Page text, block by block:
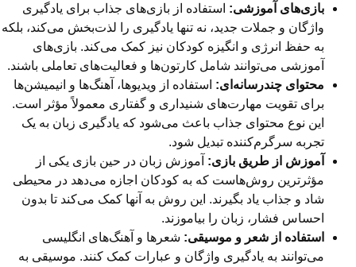
بازی‌های آموزشی: استفاده از بازی‌های جذاب برای یادگیری
واژگان و جملات جدید، نه تنها یادگیری را لذت‌بخش می‌کند، بلکه
به حفظ انرژی و انگیزه کودکان نیز کمک می‌کند. بازی‌های
آموزشی می‌توانند شامل کارتون‌ها و فعالیت‌های تعاملی باشند.
محتوای چندرسانه‌ای: استفاده از ویدیوها، آهنگ‌ها و انیمیشن‌ها
برای تقویت مهارت‌های شنیداری و گفتاری معمولاً مؤثر است.
این نوع محتوای جذاب باعث می‌شود که یادگیری زبان به یک
تجربه سرگرم‌کننده تبدیل شود.
آموزش از طریق بازی: آموزش زبان در حین بازی یکی از
مؤثرترین روش‌هاست که به کودکان اجازه می‌دهد در محیطی
شاد و جذاب یاد بگیرند. این روش به آنها کمک می‌کند تا بدون
احساس فشار، زبان را بیاموزند.
استفاده از شعر و موسیقی: شعرها و آهنگ‌های انگلیسی
می‌توانند به یادگیری واژگان و عبارات کمک کنند. موسیقی به